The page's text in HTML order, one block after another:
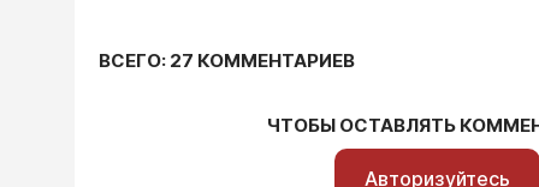
ВСЕГО: 27 КОММЕНТАРИЕВ
ЧТОБЫ ОСТАВЛЯТЬ
Авторизуйтесь